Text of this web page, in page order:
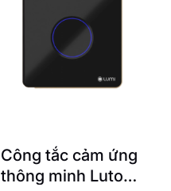
Công tắc cảm ứng
thông minh Luto